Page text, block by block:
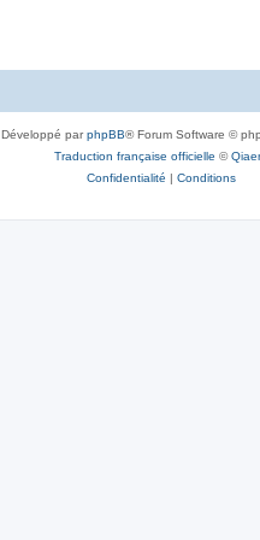
Développé parphpBB® Forum Software ©
Traduction française officielle ©
Confidentialité | Conditions